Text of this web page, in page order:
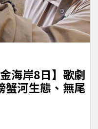
海岸8日】歌劇
蟹河生態、無尾